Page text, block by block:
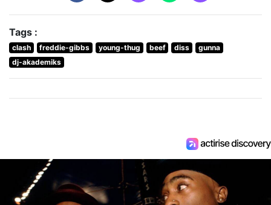
Tags :
clash freddie-gibbs young-thug beef diss
gunna
dj-akademiks